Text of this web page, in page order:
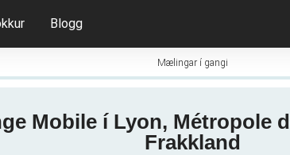
Blogg
Mælingar í gangi
Mobile í Lyon, Métropole
Frakkland